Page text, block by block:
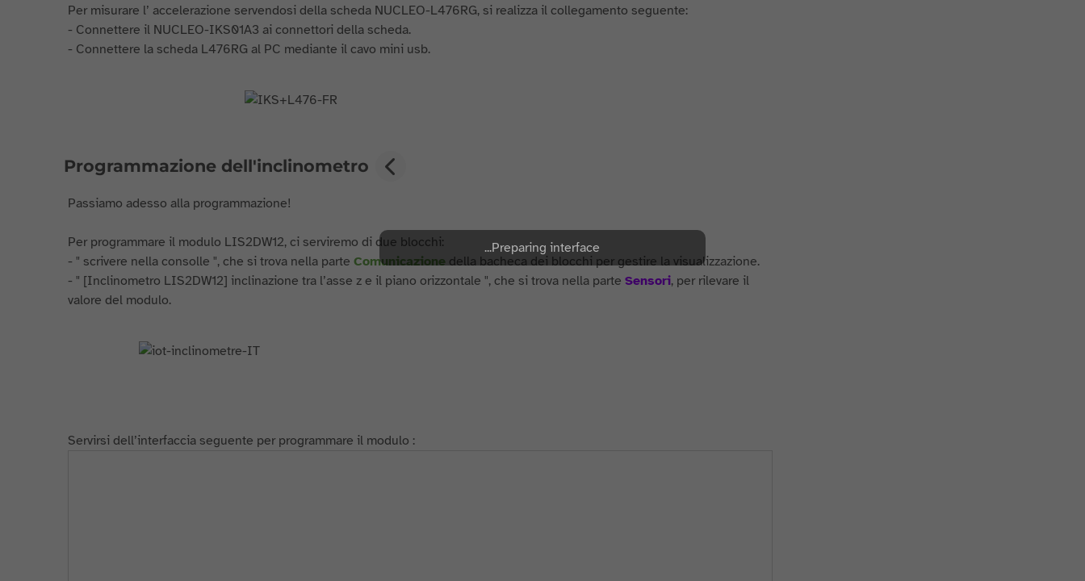
Per misurare l’ accelerazione servendosi della scheda NUCLEO-L476RG, si realizza il collegamento seguente:
- Connettere il NUCLEO-IKS01A3 ai connettori della scheda.
- Connettere la scheda L476RG al PC mediante il cavo mini usb.
Programmazione dell'inclinometro
Passiamo adesso alla programmazione!
Per programmare il modulo LIS2DW12, ci serviremo di due blocchi:
- " scrivere nella consolle ", che si trova nella parteComunicazionedella bacheca dei blocchi per gestire la visualizzazione.
- " [Inclinometro LIS2DW12] inclinazione tra l’asse z e il piano orizzontale ", che si trova nella parteSensori, per rilevare il
valore del modulo.
Servirsi dell’interfaccia seguente per programmare il modulo :
Preparing interface...